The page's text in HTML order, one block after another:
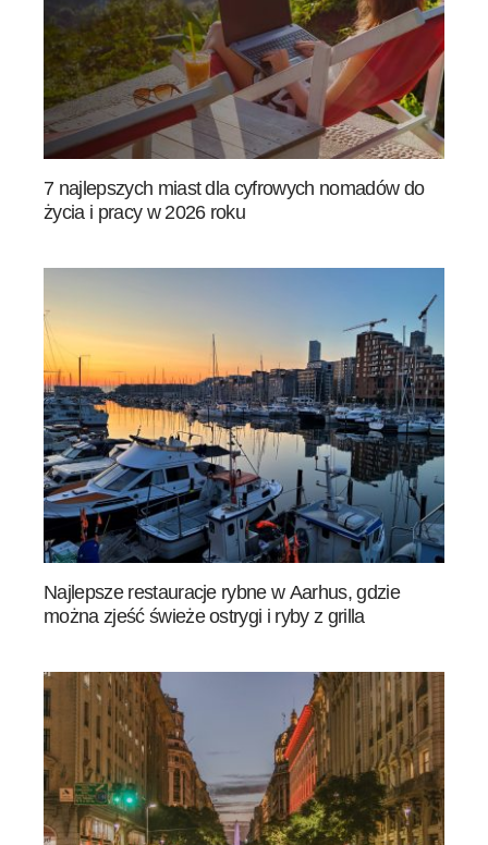
7 najlepszych miast dla cyfrowych nomadów do
życia i pracy w 2026 roku
Najlepsze restauracje rybne w Aarhus, gdzie
można zjeść świeże ostrygi i ryby z grilla